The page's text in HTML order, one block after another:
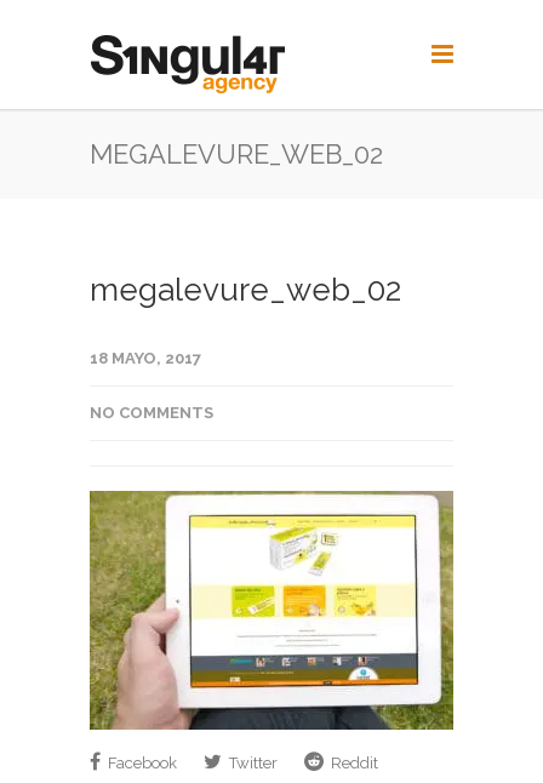
MEGALEVURE_WEB_02
megalevure_web_02
18 MAYO, 2017
NO COMMENTS
Facebook Twitter Reddit